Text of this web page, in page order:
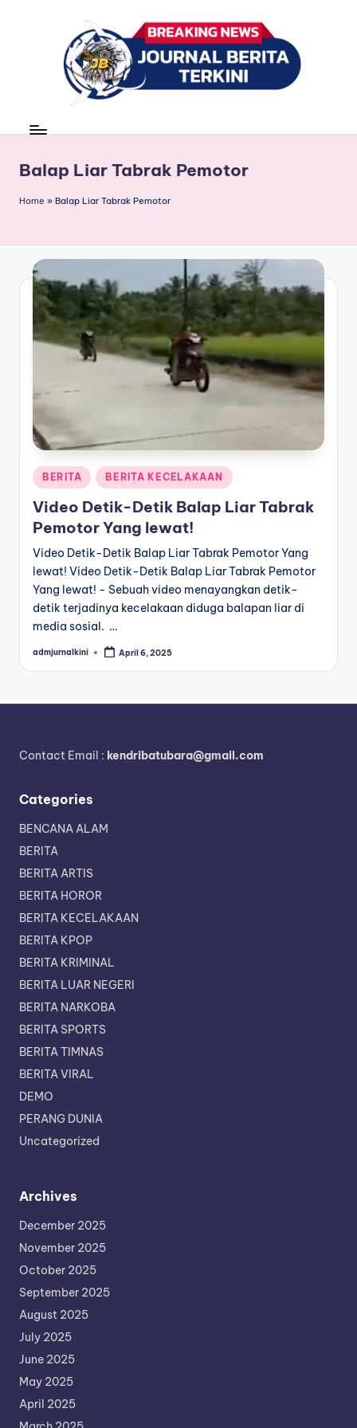
r
n
l
B
e
ri
T
e
k
n
news
Balap Liar Tabrak Pemotor
Home » Balap Liar Tabrak Pemotor
Posted
in
BERITA BERITA KECELAKAAN
Video Detik-Detik Balap Liar Tabrak
Pemotor Yang lewat!
Video Detik-Detik Balap Liar Tabrak Pemotor Yang
lewat! Video Detik-Detik Balap Liar Tabrak Pemotor
Yang lewat! - Sebuah video menayangkan detik-
detik terjadinya kecelakaan diduga balapan liar di
media sosial. …
Posted
admjurnalkini April 6, 2025
Contact Email : kendribatubara@gmail.com
Categories
BENCANA ALAM
BERITA
BERITA ARTIS
BERITA HOROR
BERITA KECELAKAAN
BERITA KPOP
BERITA KRIMINAL
BERITA LUAR NEGERI
BERITA NARKOBA
BERITA SPORTS
BERITA TIMNAS
BERITA VIRAL
DEMO
PERANG DUNIA
Uncategorized
Archives
December 2025
November 2025
October 2025
September 2025
August 2025
July 2025
June 2025
May 2025
April 2025